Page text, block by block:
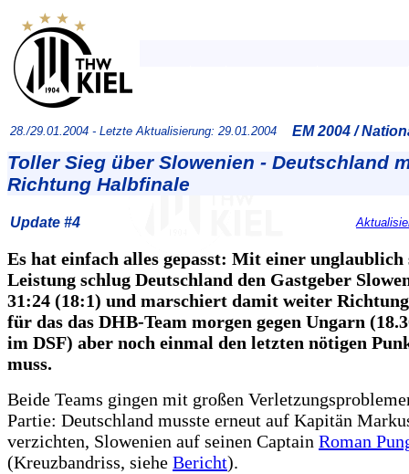
28./29.01.2004 - Letzte Aktualisierung: 29.01.2004 EM 2004 /
Toller Sieg über Slowenien - Deutschland
Richtung Halbfinale
Update #4
Es hat einfach alles gepasst: Mit einer unglaublich
Leistung schlug Deutschland den Gastgeber
31:24 (18:1) und marschiert damit weiter
für das das DHB-Team morgen gegen Ungarn
im DSF) aber noch einmal den letzten nötigen
muss.
Beide Teams gingen mit großen
Partie: Deutschland musste erneut auf Kapitän
verzichten, Slowenien auf seinen Captain Roman
(Kreuzbandriss, siehe Bericht).